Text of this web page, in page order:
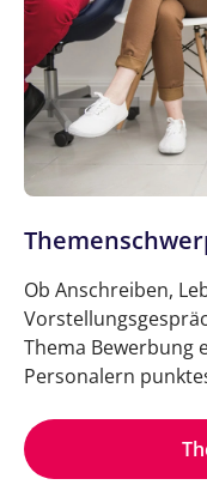
Ob Anschreiben,
Thema Bewerbung
Personalern